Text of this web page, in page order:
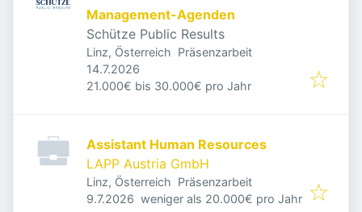
Management-Agenden
Schütze Public Results
Linz, Österreich Präsenzarbeit
Veröffentlicht
14.7.2026
21.000€ bis 30.000€ pro Jahr
Assistant Human Resources
LAPP Austria GmbH
Linz, Österreich Präsenzarbeit
Veröffentlicht:
9.7.2026 weniger als 20.000€ pro Jahr